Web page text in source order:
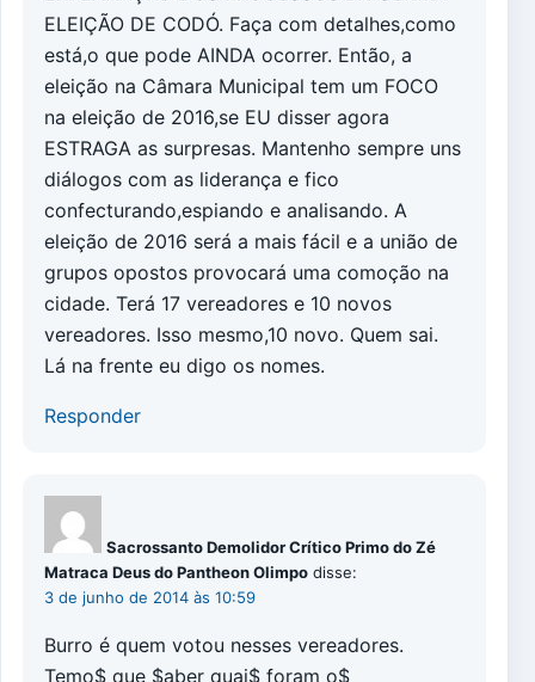
ELEIÇÃO DE CODÓ. Faça com detalhes,como
está,o que pode AINDA ocorrer. Então, a
eleição na Câmara Municipal tem um FOCO
na eleição de 2016,se EU disser agora
ESTRAGA as surpresas. Mantenho sempre uns
diálogos com as liderança e fico
confecturando,espiando e analisando. A
eleição de 2016 será a mais fácil e a união de
grupos opostos provocará uma comoção na
cidade. Terá 17 vereadores e 10 novos
vereadores. Isso mesmo,10 novo. Quem sai.
Lá na frente eu digo os nomes.
Responder
Sacrossanto Demolidor Crítico Primo do Zé
Matraca Deus do Pantheon Olimpo disse:
3 de junho de 2014 às 10:59
Burro é quem votou nesses vereadores.
Temo$ que $aber quai$ foram o$